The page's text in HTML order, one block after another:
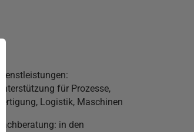
Dienstleistungen:
Unterstützung für Prozesse,
Fertigung, Logistik, Maschinen
Fachberatung: in den